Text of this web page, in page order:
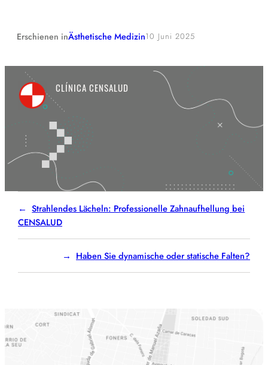
Erschienen inÄsthetische Medizin10 Juni 2025
CLÍNICA CENSALUD
Strahlendes Lächeln: Professionelle Zahnaufhellung bei
CENSALUD
Haben Sie dynamische oder statische Falten?